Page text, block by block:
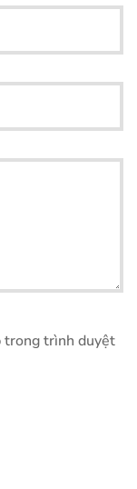
trong trình duyệt